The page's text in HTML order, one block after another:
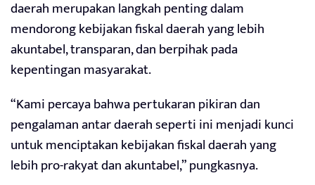
daerah merupakan langkah penting dalam
mendorong kebijakan fiskal daerah yang lebih
akuntabel, transparan, dan berpihak pada
kepentingan masyarakat.
“Kami percaya bahwa pertukaran pikiran dan
pengalaman antar daerah seperti ini menjadi kunci
untuk menciptakan kebijakan fiskal daerah yang
lebih pro-rakyat dan akuntabel,” pungkasnya.